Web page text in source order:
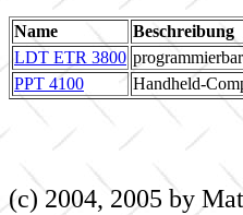
Name
Beschreibung
LDT ETR 3800
PPT 4100
Handheld-
(c) 2004, 2005 by